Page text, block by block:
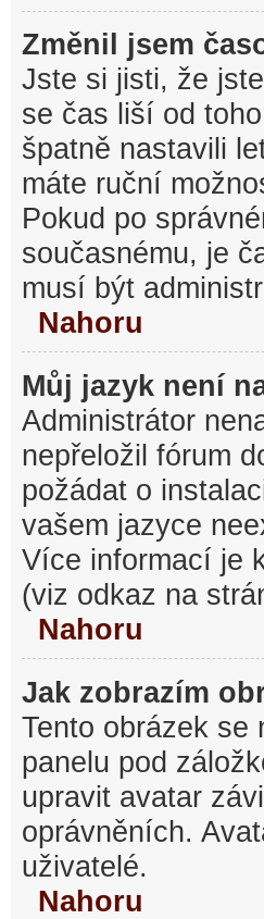
Změnil jsem
Jste si jisti, že
se čas liší od
špatně nastavili
máte ruční
Pokud po
současnému, je
musí být
Nahoru
Můj jazyk není
Administrátor
nepřeložil fórum
požádat o
vašem jazyce
Více informací je
(viz odkaz na
Nahoru
Jak zobrazím
Tento obrázek se
panelu pod
upravit avatar
oprávněních.
uživatelé.
Nahoru